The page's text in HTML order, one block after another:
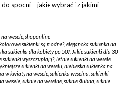
do spodni – jakie wybrać i z jakimi
wesele, shoponline
sukienki są modne?, elegancka sukienka na
sukienka dla kobiety po 50?, Jakie sukienki dla 30
sukienki wyszczuplają?, letnie sukienki na wesele
sukienki na weselu niebieska sukienka na
w kwiaty na wesele sukienka weselna sukienki
wesele suknie na weselne suknie ślubna suknie